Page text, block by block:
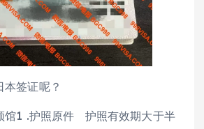
签证呢？
馆1 .护照原件 护照有效期大于半